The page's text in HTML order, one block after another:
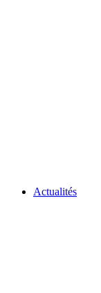
Actualités